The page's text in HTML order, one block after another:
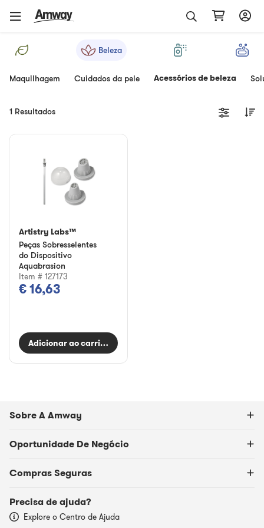
Beleza
Maquilhagem Cuidados da pele Acessórios de beleza
1 Resultados
Artistry Labs™
Peças Sobresselentes
do Dispositivo
Aquabrasion
Item # 127173
€ 16,63
Adicionar ao carrinho
Sobre A Amway
Oportunidade De Negócio
Compras Seguras
Precisa de ajuda?
Explore o Centro de Ajuda